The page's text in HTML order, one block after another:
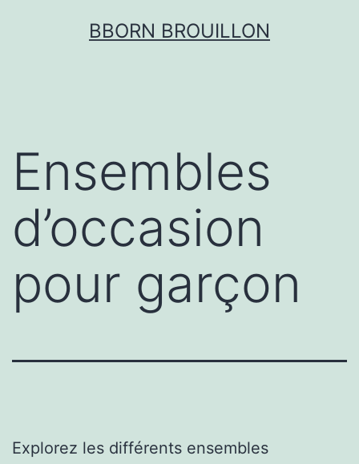
BBORN BROUILLON
Ensembles
d’occasion
pour garçon
Explorez les différents ensembles